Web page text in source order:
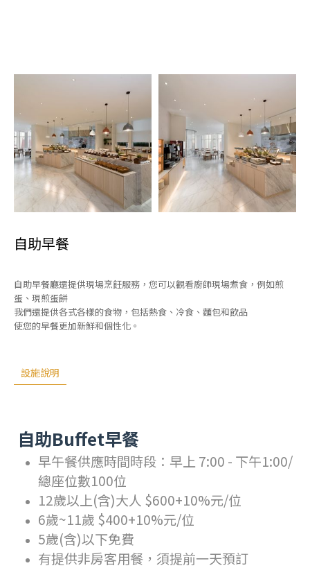
自助早餐
自助早餐廳還提供現場烹飪服務，您可以觀看廚師現場煮食，例如煎
蛋、現煎蛋餅
我們還提供各式各樣的食物，包括熱食、冷食、麵包和飲品
使您的早餐更加新鮮和個性化。
設施說明
自助Buffet早餐
早午餐供應時間時段：早上 7:00 - 下午1:00/
總座位數100位
12歲以上(含)大人 $600+10%元/位
6歲~11歲 $400+10%元/位
5歲(含)以下免費
有提供非房客用餐，須提前一天預訂